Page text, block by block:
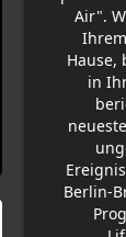
24.06.2026
Schutz
Air".
Hause,
in
Berlin-